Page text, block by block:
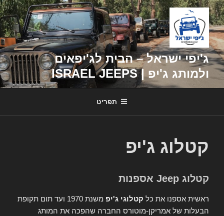
דילוג
לתוכן
ג'יפי ישראל – הבית לג'יפאים
ולמותג ג'יפ | ISRAEL JEEPS
תפריט
קטלוג ג'יפ
קטלוג Jeep אספנות
ראשית אספנו את כל קטלוגי ג'יפ
משנת 1970 ועד תום תקופת
הבעלות של אמריקן-מוטורס החברה שהפכה את המותג